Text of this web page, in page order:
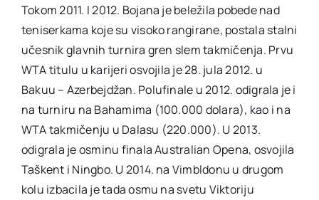
Tokom 2011. I 2012. Bojana je beležila pobede nad
teniserkama koje su visoko rangirane, postala stalni
učesnik glavnih turnira gren slem takmičenja. Prvu
WTA titulu u karijeri osvojila je 28. jula 2012. u
Bakuu – Azerbejdžan. Polufinale u 2012. odigrala je i
na turniru na Bahamima (100.000 dolara), kao i na
WTA takmičenju u Dalasu (220.000). U 2013.
odigrala je osminu finala Australian Opena, osvojila
Taškent i Ningbo. U 2014. na Vimbldonu u drugom
kolu izbacila je tada osmu na svetu Viktoriju